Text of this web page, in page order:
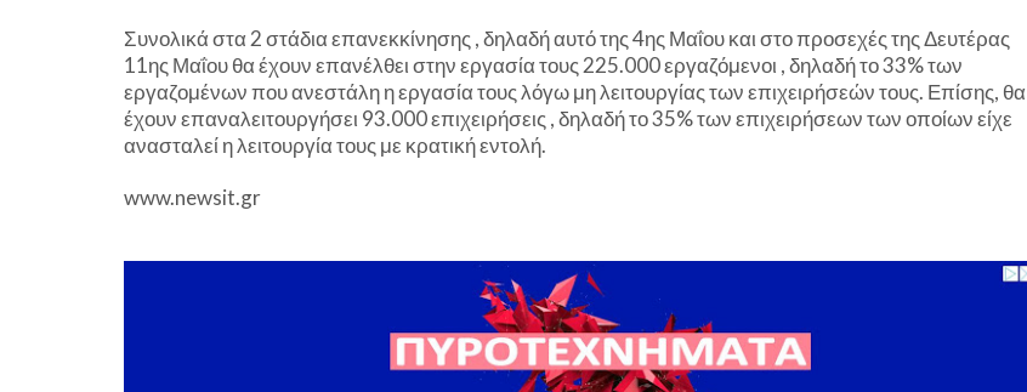
Συνολικά στα 2 στάδια επανεκκίνησης , δηλαδή αυτό της 4ης Μαΐου και στο προσεχές της Δευτέρας
11ης Μαΐου θα έχουν επανέλθει στην εργασία τους 225.000 εργαζόμενοι , δηλαδή το 33% των
εργαζομένων που ανεστάλη η εργασία τους λόγω μη λειτουργίας των επιχειρήσεών τους. Επίσης, θα
έχουν επαναλειτουργήσει 93.000 επιχειρήσεις , δηλαδή το 35% των επιχειρήσεων των οποίων είχε
ανασταλεί η λειτουργία τους με κρατική εντολή.
www.newsit.gr